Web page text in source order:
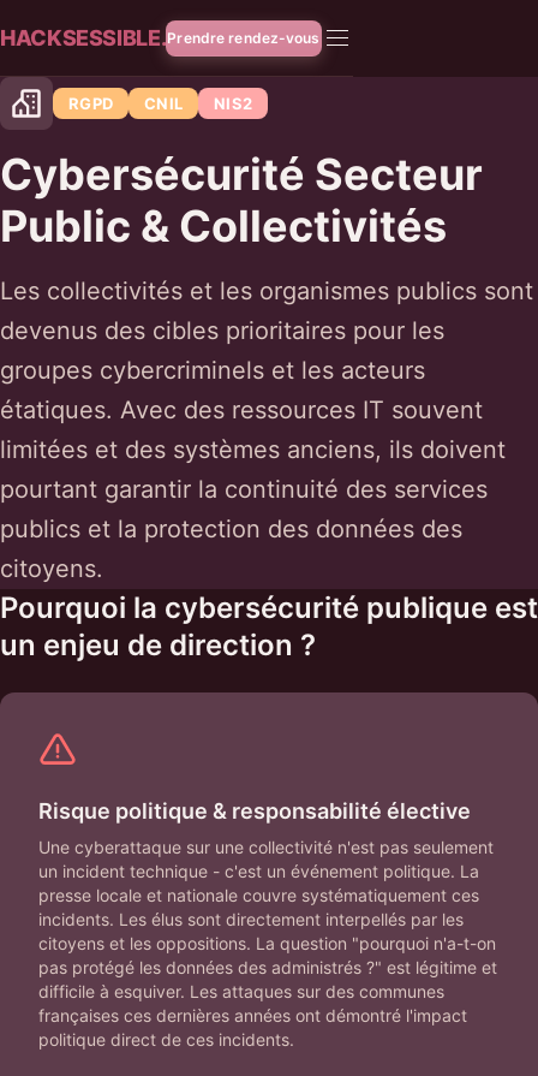
HACKSESSIBLE.Prendre rendez-vous
RGPD CNIL NIS2
Cybersécurité Secteur
Public & Collectivités
Les collectivités et les organismes publics sont
devenus des cibles prioritaires pour les
groupes cybercriminels et les acteurs
étatiques. Avec des ressources IT souvent
limitées et des systèmes anciens, ils doivent
pourtant garantir la continuité des services
publics et la protection des données des
citoyens.
Pourquoi la cybersécurité publique est
un enjeu de direction ?
Risque politique & responsabilité élective
Une cyberattaque sur une collectivité n'est pas seulement
un incident technique - c'est un événement politique. La
presse locale et nationale couvre systématiquement ces
incidents. Les élus sont directement interpellés par les
citoyens et les oppositions. La question "pourquoi n'a-t-on
pas protégé les données des administrés ?" est légitime et
difficile à esquiver. Les attaques sur des communes
françaises ces dernières années ont démontré l'impact
politique direct de ces incidents.